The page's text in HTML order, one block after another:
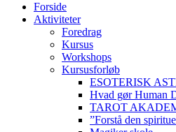
Forside
Aktiviteter
Foredrag
Kursus
Workshops
Kursusforløb
ESOTERISK
Hvad gør Human
TAROT
”Forstå den